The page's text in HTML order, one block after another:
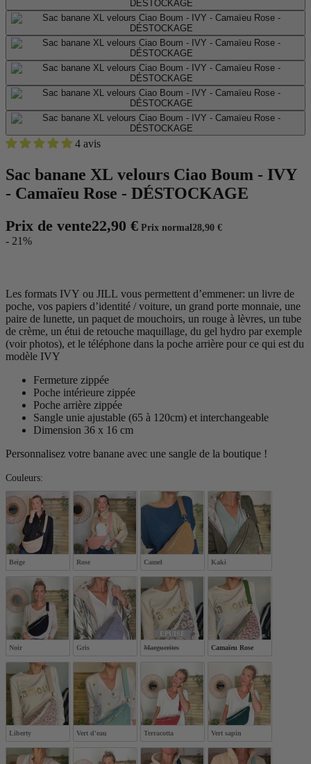
4 avis
Sac banane XL velours Ciao Boum - IVY
- Camaïeu Rose - DÉSTOCKAGE
Prix de vente22,90 € Prix normal 28,90 €
- 21%
Les formats IVY ou JILL vous permettent d’emmener: un livre de
poche, vos papiers d’identité / voiture, un grand porte monnaie, une
paire de lunette, un paquet de mouchoirs, un rouge à lèvres, un tube
de crème, un étui de retouche maquillage, du gel hydro par exemple
(voir photos), et le téléphone dans la poche arrière pour ce qui est du
modèle IVY
Fermeture zippée
Poche intérieure zippée
Poche arrière zippée
Sangle unie ajustable (65 à 120cm) et interchangeable
Dimension 36 x 16 cm
Personnalisez votre banane avec une sangle de la boutique !
Couleurs:
Beige Rose Camel Kaki
Noir Gris
ÉPUISÉ
Marguerites
Camaïeu Rose
Liberty Vert d'eau Terracotta Vert sapin